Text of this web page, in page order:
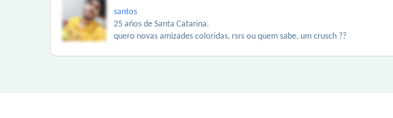
santos
25 años de Santa Catarina.
quero novas amizades coloridas, rsrs ou quem sabe, um crusch ??